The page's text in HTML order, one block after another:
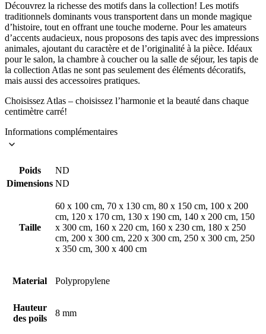
Découvrez la richesse des motifs dans la collection! Les motifs
traditionnels dominants vous transportent dans un monde magique
d’histoire, tout en offrant une touche moderne. Pour les amateurs
d’accents audacieux, nous proposons des tapis avec des impressions
animales, ajoutant du caractère et de l’originalité à la pièce. Idéaux
pour le salon, la chambre à coucher ou la salle de séjour, les tapis de
la collection Atlas ne sont pas seulement des éléments décoratifs,
mais aussi des accessoires pratiques.
Choisissez Atlas – choisissez l’harmonie et la beauté dans chaque
centimètre carré!
Informations complémentaires
Poids
ND
Dimensions ND
Taille
60 x 100 cm, 70 x 130 cm, 80 x 150 cm, 100 x 200
cm, 120 x 170 cm, 130 x 190 cm, 140 x 200 cm, 150
x 300 cm, 160 x 220 cm, 160 x 230 cm, 180 x 250
cm, 200 x 300 cm, 220 x 300 cm, 250 x 300 cm, 250
x 350 cm, 300 x 400 cm
Material Polypropylene
Hauteur
des poils
8 mm